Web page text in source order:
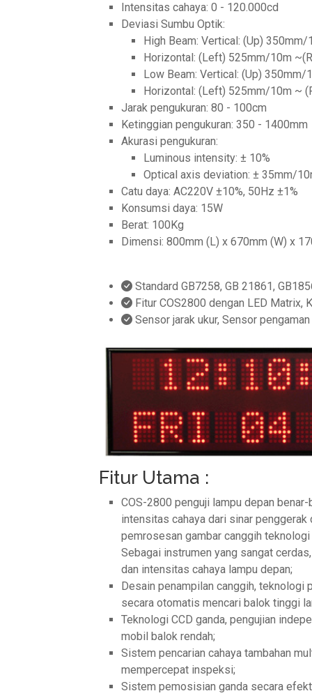
Intensitas cahaya: 0 - 120.000cd
Deviasi Sumbu Optik:
High Beam: Vertical: (Up)
Horizontal: (Left) 525mm/10m
Low Beam: Vertical: (Up)
Horizontal: (Left) 525mm/10m ~
Jarak pengukuran: 80 - 100cm
Ketinggian pengukuran: 350 - 1400mm
Akurasi pengukuran:
Luminous intensity: ± 10%
Optical axis deviation: ± 35mm/
Catu daya: AC220V ±10%, 50Hz ±1%
Konsumsi daya: 15W
Berat: 100Kg
Dimensi: 800mm (L) x 670mm (W) x
Standard GB7258, GB 21861,
Fitur COS2800 dengan LED Matrix,
Sensor jarak ukur, Sensor
Fitur Utama :
COS-2800 penguji lampu depan
intensitas cahaya dari sinar
pemrosesan gambar canggih
Sebagai instrumen yang sangat
dan intensitas cahaya lampu depan;
Desain penampilan canggih,
secara otomatis mencari balok tinggi
Teknologi CCD ganda, pengujian
mobil balok rendah;
Sistem pencarian cahaya tambahan
mempercepat inspeksi;
Sistem pemosisian ganda secara